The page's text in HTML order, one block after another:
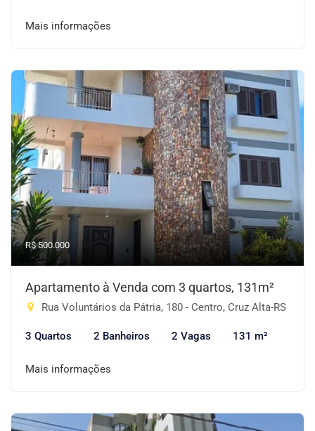
Mais informações
R$ 500.000
Apartamento à Venda com 3 quartos, 131m²
Rua Voluntários da Pátria, 180 - Centro, Cruz Alta-RS
3 Quartos 2 Banheiros 2 Vagas 131 m²
Mais informações